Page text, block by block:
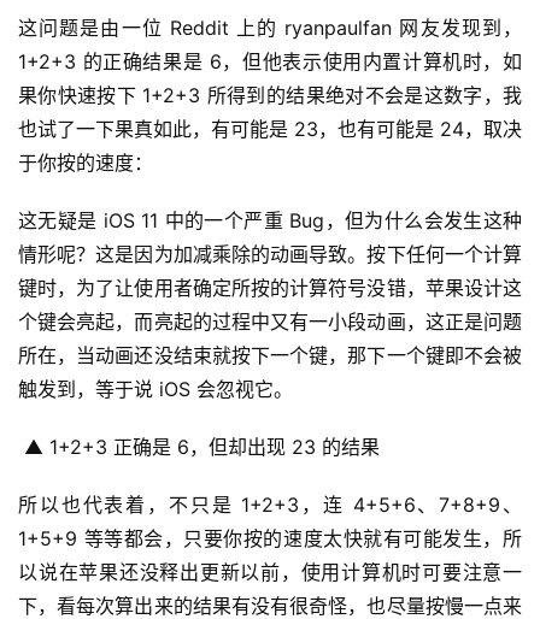
这问题是由一位 Reddit 上的 ryanpaulfan 网友发现到，
1+2+3 的正确结果是 6，但他表示使用内置计算机时，如
果你快速按下 1+2+3 所得到的结果绝对不会是这数字，我
也试了一下果真如此，有可能是 23，也有可能是 24，取决
于你按的速度：
这无疑是 iOS 11 中的一个严重 Bug，但为什么会发生这种
情形呢？这是因为加减乘除的动画导致。按下任何一个计算
键时，为了让使用者确定所按的计算符号没错，苹果设计这
个键会亮起，而亮起的过程中又有一小段动画，这正是问题
所在，当动画还没结束就按下一个键，那下一个键即不会被
触发到，等于说 iOS 会忽视它。
▲ 1+2+3 正确是 6，但却出现 23 的结果
所以也代表着，不只是 1+2+3，连 4+5+6、7+8+9、
1+5+9 等等都会，只要你按的速度太快就有可能发生，所
以说在苹果还没释出更新以前，使用计算机时可要注意一
下，看每次算出来的结果有没有很奇怪，也尽量按慢一点来